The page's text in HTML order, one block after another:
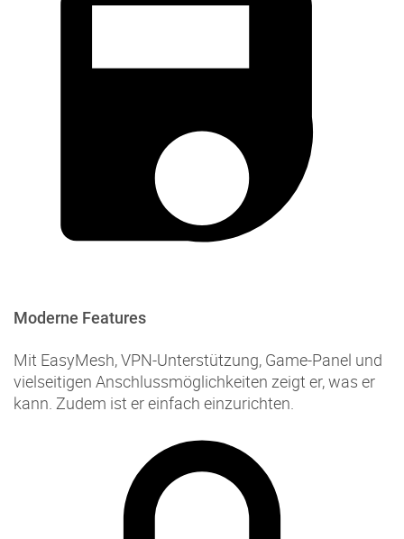
Moderne Features
Mit EasyMesh, VPN-Unterstützung, Game-Panel und
vielseitigen Anschlussmöglichkeiten zeigt er, was er
kann. Zudem ist er einfach einzurichten.